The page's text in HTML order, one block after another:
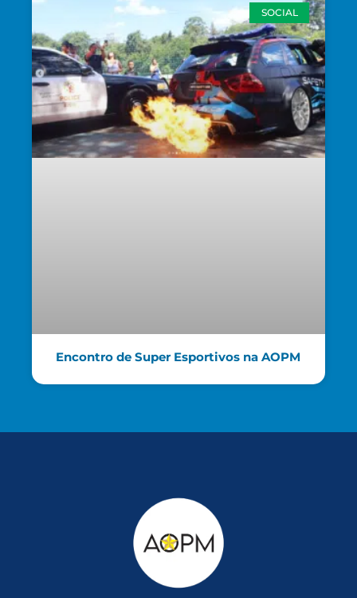
SOCIAL
Encontro de Super Esportivos na AOPM